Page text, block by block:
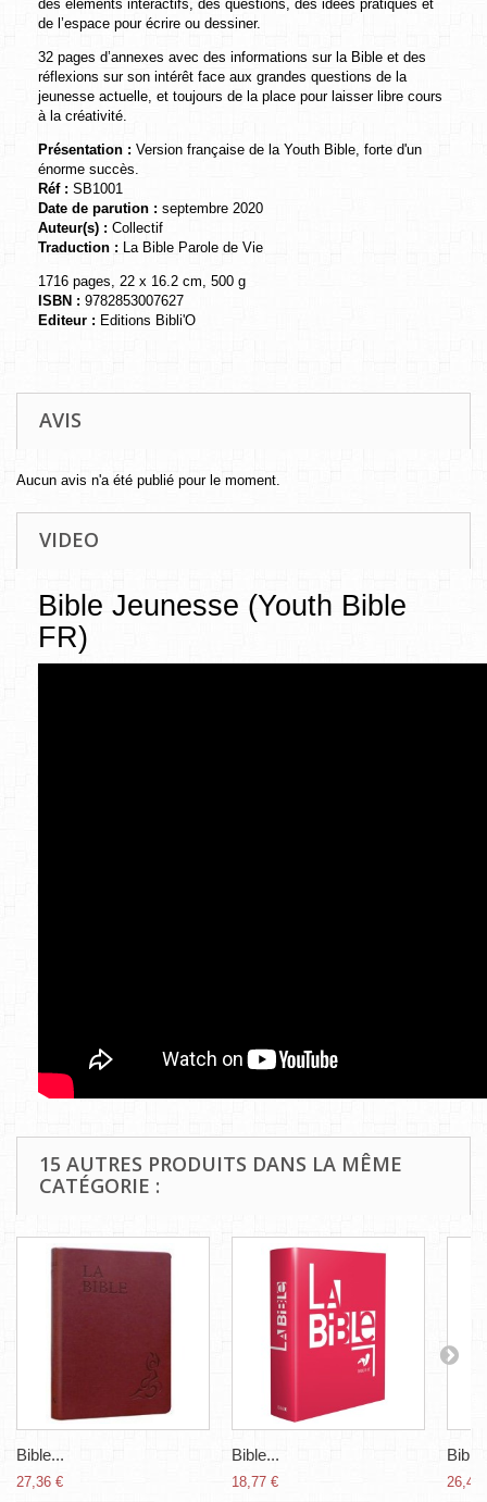
des éléments interactifs, des questions, des idées pratiques et
de l’espace pour écrire ou dessiner.
32 pages d’annexes avec des informations sur la Bible et des
réflexions sur son intérêt face aux grandes questions de la
jeunesse actuelle, et toujours de la place pour laisser libre cours
à la créativité.
Présentation : Version française de la Youth Bible, forte d'un
énorme succès.
Réf : SB1001
Date de parution : septembre 2020
Auteur(s) : Collectif
Traduction : La Bible Parole de Vie
1716 pages, 22 x 16.2 cm, 500 g
ISBN : 9782853007627
Editeur : Editions Bibli'O
AVIS
Aucun avis n'a été publié pour le moment.
VIDEO
Bible Jeunesse (Youth Bible
FR)
15 AUTRES PRODUITS DANS LA MÊME
CATÉGORIE :
Bible...
27,36 €
Bible...
18,77 € 26,42